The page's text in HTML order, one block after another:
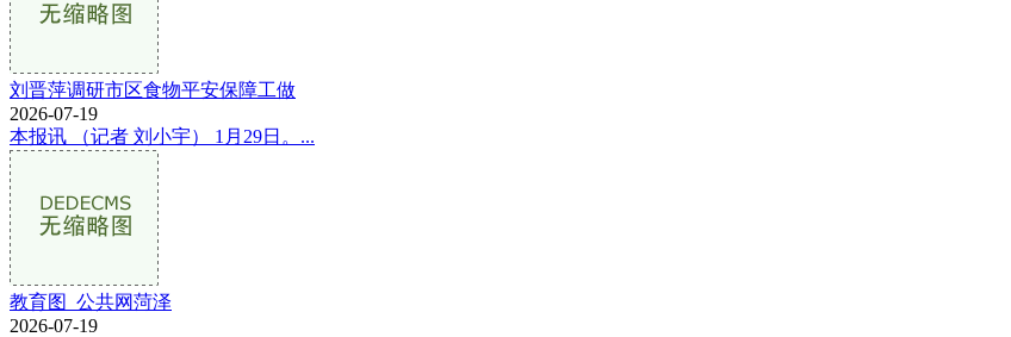
刘晋萍调研市区食物平安保障工做
2026-07-19
本报讯 （记者 刘小宇） 1月29日。...
教育图_公共网菏泽
2026-07-19